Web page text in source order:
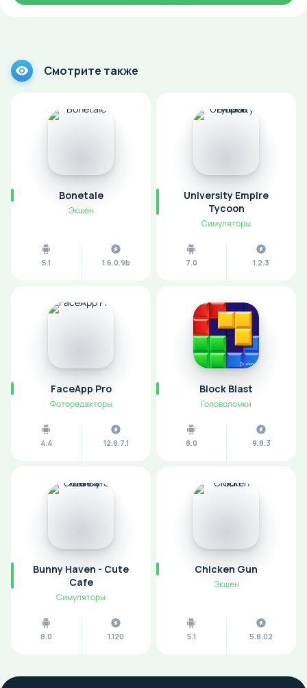
Смотрите также
Bonetale
Экшен
5.1 1.6.0.9b
University Empire
Tycoon
Симуляторы
7.0 1.2.3
FaceApp Pro
Фоторедакторы
4.4 12.8.7.1
Block Blast
Головоломки
8.0 9.8.3
Bunny Haven - Cute
Cafe
Симуляторы
8.0 1.120
Chicken Gun
Экшен
5.1 5.8.02